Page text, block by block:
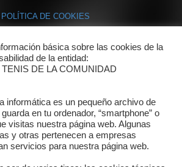
POLÍTICA DE COOKIES
Contacto
Dónde estamos
Directorio departamentos
Horario
Formulario de contacto
básica sobre las cookies de la
de la entidad:
DE LA COMUNIDAD
informática es un pequeño archivo de
en tu ordenador, “smartphone” o
visitas nuestra página web. Algunas
y otras pertenecen a empresas
servicios para nuestra página web.